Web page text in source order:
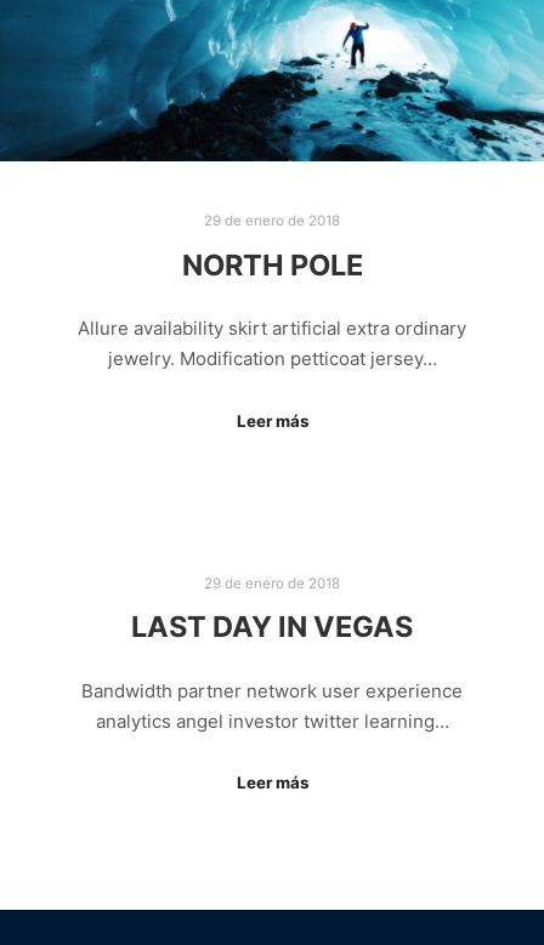
29 de enero de 2018
NORTH POLE
Allure availability skirt artificial extra ordinary
jewelry. Modification petticoat jersey…
Leer más
29 de enero de 2018
LAST DAY IN VEGAS
Bandwidth partner network user experience
analytics angel investor twitter learning…
Leer más